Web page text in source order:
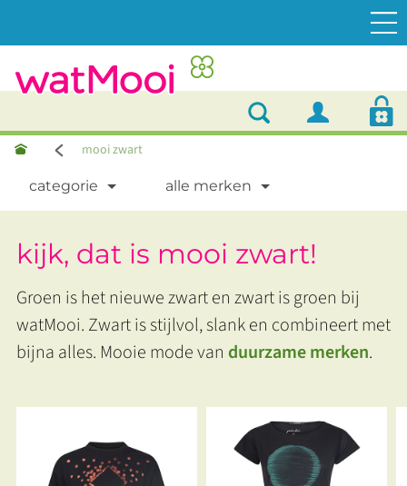
mooi zwart
categorie alle merken
kijk, dat is mooi zwart!
Groen is het nieuwe zwart en zwart is groen bij
watMooi. Zwart is stijlvol, slank en combineert met
bijna alles. Mooie mode van duurzame merken.